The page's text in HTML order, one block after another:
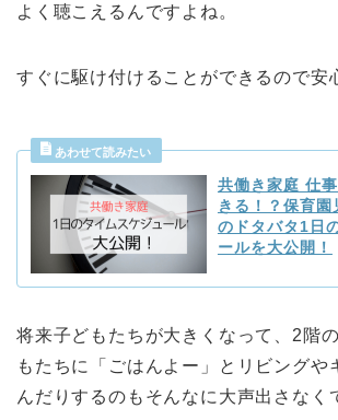
よく聴こえるんですよね。
すぐに駆け付けることができるので安
共働き家庭 仕
きる！？保育
のドタバタ1日
ールを大公開！
将来子どもたちが大きくなって、2階
もたちに「ごはんよー」とリビングや
んだりするのもそんなに大声出さなく